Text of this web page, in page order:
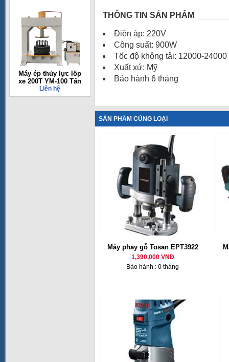
Máy ép thủy lực lốp
xe 200T YM-100 Tấn
Liên hệ
THÔNG TIN SẢN PHẨM
Điện áp: 220V
Công suất: 900W
Tốc độ không tải: 12000-24000
Xuất xứ: Mỹ
Bảo hành 6 tháng
SẢN PHẨM CÙNG LOẠI
Máy phay gỗ Tosan EPT3922
1,390,000 VNĐ
Bảo hành : 0 tháng